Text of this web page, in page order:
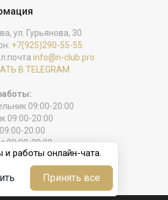
ул. Гурьянова, 30
+7(925)290-55-55
info@n-club.pro
В TELEGRAM
09:00-20:00
09:00-20:00
20:00
09:00-20:00
09:00-20:00
09:00-20:00
выходной
и работы онлайн-чата.
Принять все